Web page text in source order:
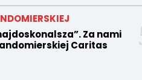
Za nami
Caritas